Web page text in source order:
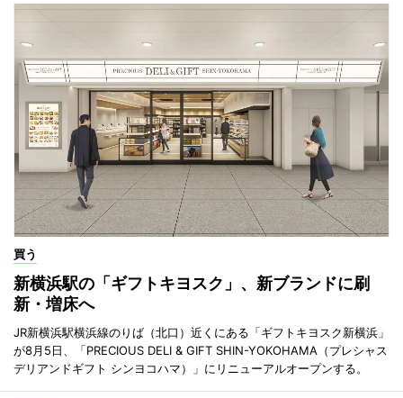
買う
新横浜駅の「ギフトキヨスク」、新ブランドに刷
新・増床へ
JR新横浜駅横浜線のりば（北口）近くにある「ギフトキヨスク新横浜」
が8月5日、「PRECIOUS DELI & GIFT SHIN-YOKOHAMA（プレシャス
デリアンドギフト シンヨコハマ）」にリニューアルオープンする。